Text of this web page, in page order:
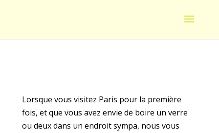
Lorsque vous visitez Paris pour la première
fois, et que vous avez envie de boire un verre
ou deux dans un endroit sympa, nous vous